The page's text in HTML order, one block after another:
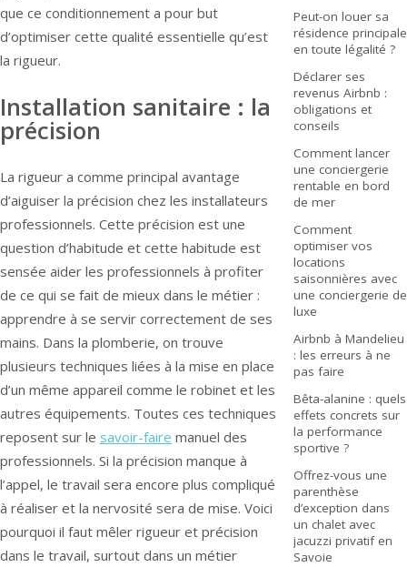
que ce conditionnement a pour but
d’optimiser cette qualité essentielle qu’est
la rigueur.
Installation sanitaire : la
précision
La rigueur a comme principal avantage
d’aiguiser la précision chez les installateurs
professionnels. Cette précision est une
question d’habitude et cette habitude est
sensée aider les professionnels à profiter
de ce qui se fait de mieux dans le métier :
apprendre à se servir correctement de ses
mains. Dans la plomberie, on trouve
plusieurs techniques liées à la mise en place
d’un même appareil comme le robinet et les
autres équipements. Toutes ces techniques
reposent sur le savoir-faire manuel des
professionnels. Si la précision manque à
l’appel, le travail sera encore plus compliqué
à réaliser et la nervosité sera de mise. Voici
pourquoi il faut mêler rigueur et précision
dans le travail, surtout dans un métier
Peut-on louer sa
résidence principale
en toute légalité ?
Déclarer ses
revenus Airbnb :
obligations et
conseils
Comment lancer
une conciergerie
rentable en bord
de mer
Comment
optimiser vos
locations
saisonnières avec
une conciergerie de
luxe
Airbnb à Mandelieu
: les erreurs à ne
pas faire
Bêta-alanine : quels
effets concrets sur
la performance
sportive ?
Offrez-vous une
parenthèse
d’exception dans
un chalet avec
jacuzzi privatif en
Savoie